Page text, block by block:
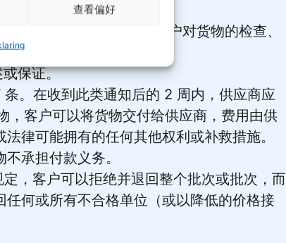
查看偏好
商应予以充分配合。客户对货物的检查、
保证。
。在收到此类通知后的 2 周内，供应商应
，客户可以将货物交付给供应商，费用由供
律可能拥有的任何其他权利或补救措施。
承担付款义务。
，客户可以拒绝并退回整个批次或批次，而
何或所有不合格单位（或以降低的价格接